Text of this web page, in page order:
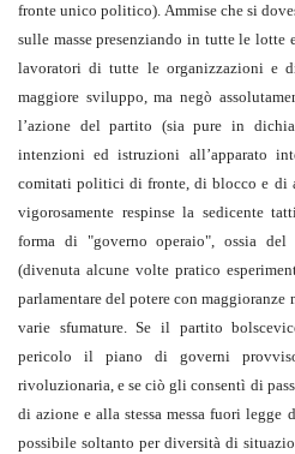
fronte unico politico). Ammise che si
sulle masse presenziando in tutte le
lavoratori di tutte le organizzazioni e
maggiore sviluppo, ma negò
l’azione del partito (sia pure in
intenzioni ed istruzioni all’apparato
comitati politici di fronte, di blocco e di
vigorosamente respinse la sedicente
forma di "governo operaio", ossia del
(divenuta alcune volte pratico
parlamentare del potere con
varie sfumature. Se il partito
pericolo il piano di governi
rivoluzionaria, e se ciò gli consentì di
di azione e alla stessa messa fuori
possibile soltanto per diversità di